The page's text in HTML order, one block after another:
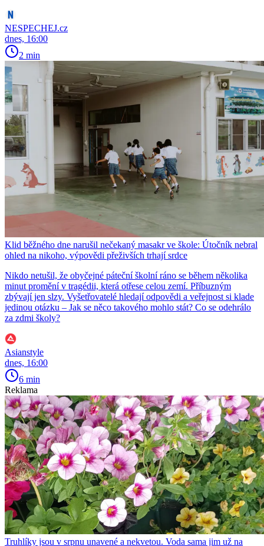
NESPECHEJ.cz
dnes, 16:00
2 min
Klid běžného dne narušil nečekaný masakr ve škole: Útočník nebral
ohled na nikoho, výpovědi přeživších trhají srdce
Nikdo netušil, že obyčejné páteční školní ráno se během několika
minut promění v tragédii, která otřese celou zemí. Příbuzným
zbývají jen slzy. Vyšetřovatelé hledají odpovědi a veřejnost si klade
jedinou otázku – Jak se něco takového mohlo stát? Co se odehrálo
za zdmi školy?
Asianstyle
dnes, 16:00
6 min
Reklama
Truhlíky jsou v srpnu unavené a nekvetou. Voda sama jim už na